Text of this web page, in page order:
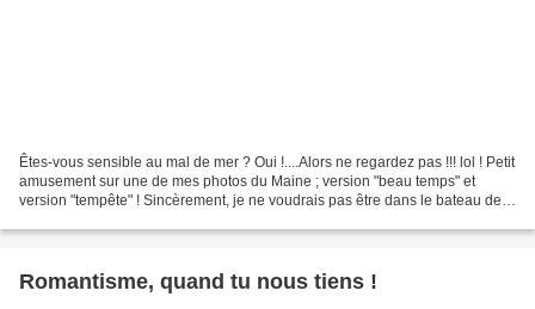
Êtes-vous sensible au mal de mer ? Oui !....Alors ne regardez pas !!! lol ! Petit
amusement sur une de mes photos du Maine ; version "beau temps" et
version "tempête" ! Sincèrement, je ne voudrais pas être dans le bateau de
Romantisme, quand tu nous tiens !